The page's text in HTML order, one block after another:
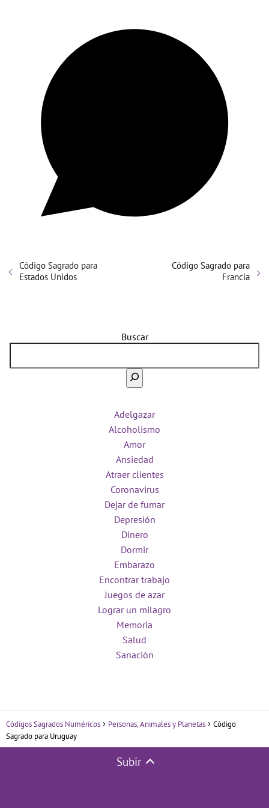
Código Sagrado para
Estados Unidos
Código Sagrado para
Francia
Buscar
Adelgazar
Alcoholismo
Amor
Ansiedad
Atraer clientes
Coronavirus
Dejar de fumar
Depresión
Dinero
Dormir
Embarazo
Encontrar trabajo
Juegos de azar
Lograr un milagro
Memoria
Salud
Sanación
Códigos Sagrados Numéricos Personas, Animales y Planetas
Código
Sagrado para Uruguay
Subir